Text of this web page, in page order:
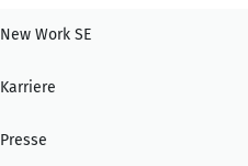
New Work SE
Karriere
Presse